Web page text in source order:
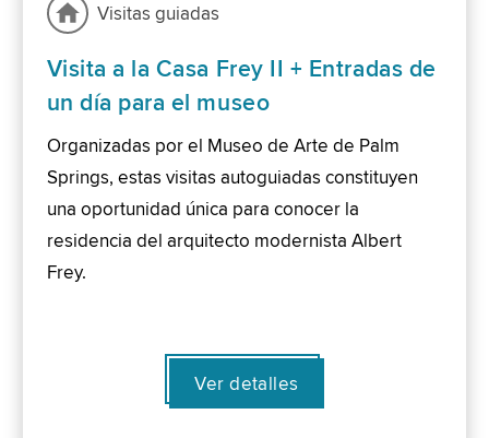
Visitas guiadas
Visita a la Casa Frey II + Entradas de
un día para el museo
Organizadas por el Museo de Arte de Palm
Springs, estas visitas autoguiadas constituyen
una oportunidad única para conocer la
residencia del arquitecto modernista Albert
Frey.
Ver detalles